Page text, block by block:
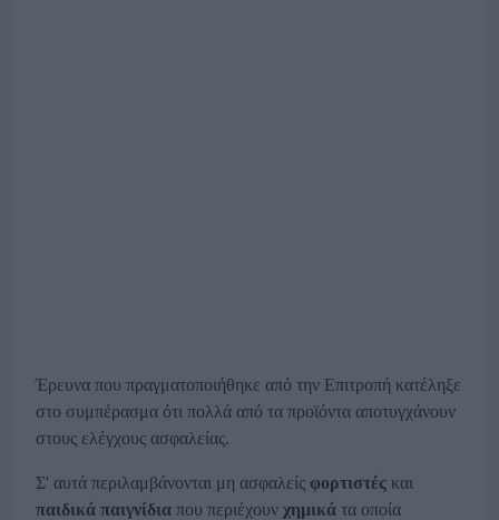
Έρευνα που πραγματοποιήθηκε από την Επιτροπή κατέληξε
στο συμπέρασμα ότι πολλά από τα προϊόντα αποτυγχάνουν
στους ελέγχους ασφαλείας.
Σ' αυτά περιλαμβάνονται μη ασφαλείς φορτιστές και
παιδικά παιγνίδια που περιέχουν χημικά τα οποία